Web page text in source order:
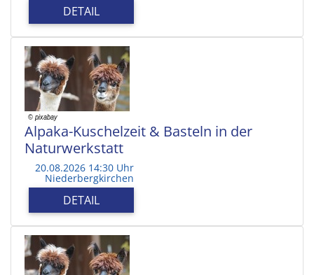
DETAIL
Alpaka-Kuschelzeit & Basteln in der
Naturwerkstatt
20.08.2026 14:30 Uhr
Niederbergkirchen
DETAIL